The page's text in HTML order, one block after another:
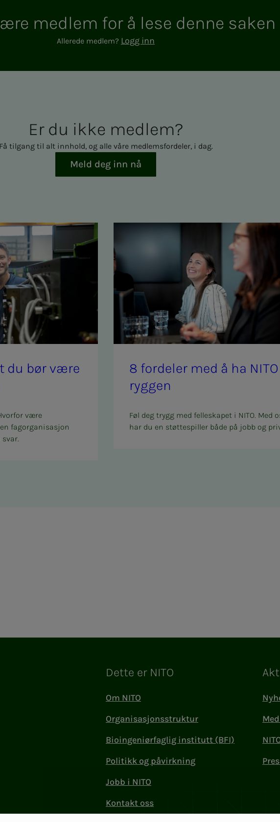
med­­­­­lem for å lese den­­­ne sa­­­ken
Allerede medlem? Logg inn
Er du ikke med­­­­­lem?
Få tilgang til alt innhold, og alle våre medlemsfordeler, i dag.
Meld deg inn nå
du bør være
være
fagorganisasjon
svar.
8 for­­­de­­­ler med å ha
ryg­­­gen
Føl deg trygg med felleskapet i NITO. Med
har du en støttespiller både på jobb og
Dette er NITO
Om NITO
Organisasjonsstruktur
Bioingeniørfaglig institutt (BFI)
Politikk og påvirkning
Jobb i NITO
Kontakt oss